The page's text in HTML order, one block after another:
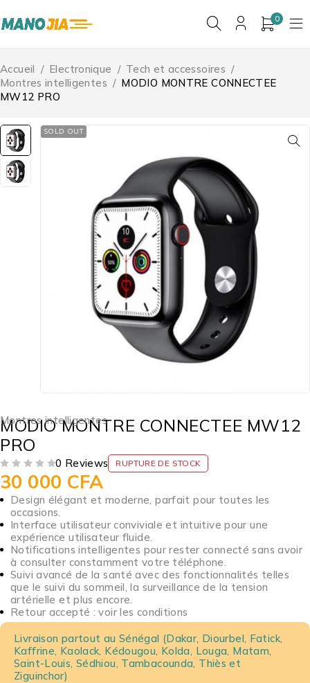
0
Accueil / Electronique / Tech et accessoires /
Montres intelligentes / MODIO MONTRE CONNECTEE
MW12 PRO
SOLD OUT
Montres intelligentes
MODIO MONTRE CONNECTEE MW12
PRO
0 Reviews RUPTURE DE STOCK
30 000 CFA
Design élégant et moderne, parfait pour toutes les
occasions.
Interface utilisateur conviviale et intuitive pour une
expérience utilisateur fluide.
Notifications intelligentes pour rester connecté sans avoir
à consulter constamment votre téléphone.
Suivi avancé de la santé avec des fonctionnalités telles
que le suivi du sommeil, la surveillance de la tension
artérielle et plus encore.
Retour accepté : voir les conditions
Livraison partout au Sénégal (Dakar, Diourbel, Fatick,
Kaffrine, Kaolack, Kédougou, Kolda, Louga, Matam,
Saint-Louis, Sédhiou, Tambacounda, Thiès et
Ziguinchor)